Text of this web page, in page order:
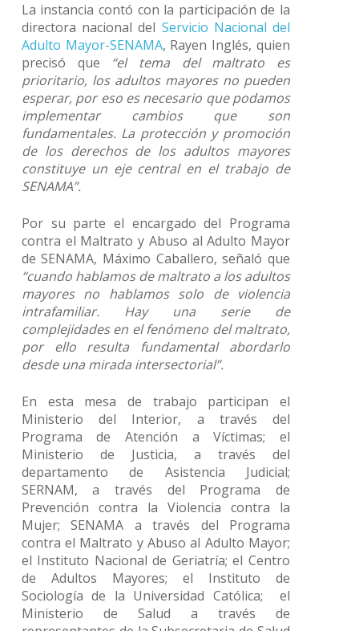
La instancia contó con la participación de la
directora nacional del Servicio Nacional del
Adulto Mayor-SENAMA, Rayen Inglés, quien
precisó que “el tema del maltrato es
prioritario, los adultos mayores no pueden
esperar, por eso es necesario que podamos
implementar cambios que son
fundamentales. La protección y promoción
de los derechos de los adultos mayores
constituye un eje central en el trabajo de
SENAMA”.
Por su parte el encargado del Programa
contra el Maltrato y Abuso al Adulto Mayor
de SENAMA, Máximo Caballero, señaló que
“cuando hablamos de maltrato a los adultos
mayores no hablamos solo de violencia
intrafamiliar. Hay una serie de
complejidades en el fenómeno del maltrato,
por ello resulta fundamental abordarlo
desde una mirada intersectorial”.
En esta mesa de trabajo participan el
Ministerio del Interior, a través del
Programa de Atención a Víctimas; el
Ministerio de Justicia, a través del
departamento de Asistencia Judicial;
SERNAM, a través del Programa de
Prevención contra la Violencia contra la
Mujer; SENAMA a través del Programa
contra el Maltrato y Abuso al Adulto Mayor;
el Instituto Nacional de Geriatría; el Centro
de Adultos Mayores; el Instituto de
Sociología de la Universidad Católica; el
Ministerio de Salud a través de